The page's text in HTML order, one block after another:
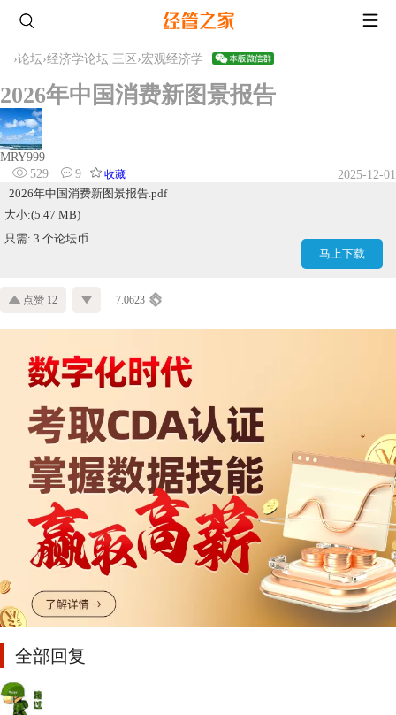
›论坛›经济学论坛 三区 ›宏观经济学
2026年中国消费新图景报告
MRY999
529
9 收藏
2025-12-01
2026年中国消费新图景报告.pdf
大小:(5.47 MB)
只需: 3 个论坛币
马上下载
点赞 12 7.0623
全部回复